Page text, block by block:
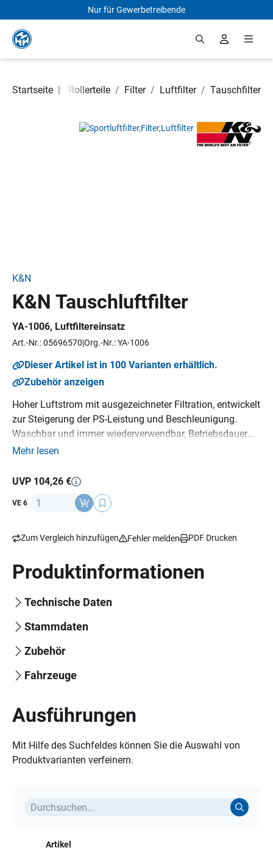
Zum Hauptinhalt springen
Nur für Gewerbetreibende
Startseite |
Motorrad- und Rollerteile / Filter / Luftfilter / Tauschfilter
Bildergalerie überspringen
K&N
K&N Tauschluftfilter
YA-1006, Luftfiltereinsatz
Art.-Nr.: 05696570 Org.-Nr.: YA-1006
Dieser Artikel ist in 100 Varianten erhältlich.
Zubehör anzeigen
Hoher Luftstrom mit ausgezeichneter Filtration, entwickelt
zur Steigerung der PS-Leistung und Beschleunigung.
Waschbar und immer wiederverwendbar, Betriebsdauer
bis zu 20-40.000 km bevor eine Reinigung erforderlich ist,
Limited Warranty (1.600.000 km), Emissionsneutral,
Sparsam, ein K&N Luftfilter hält über die gesamte
Lebensdauer des Motorrads, kompatibel mit OEM-
Mehr lesen
UVP 104,26 €
VE 6 Anzahl
Zum Vergleich hinzufügen Fehler melden PDF Drucken
Produktinformationen
Technische Daten
Stammdaten
Zubehör
Fahrzeuge
Ausführungen
Mit Hilfe des Suchfeldes können Sie die Auswahl von
Produktvarianten verfeinern.
Artikel